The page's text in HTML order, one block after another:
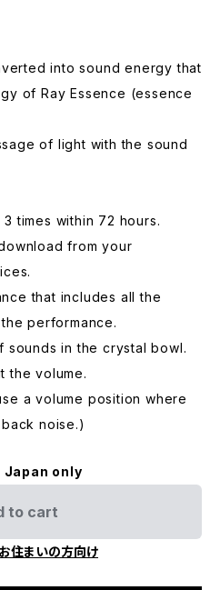
into sound energy that
of Ray Essence (essence
of light with the sound
3 times within 72 hours.
from your
that includes all the
performance.
sounds in the crystal bowl.
the volume.
a volume position where
noise.)
Japan only
to cart
住まいの方向け